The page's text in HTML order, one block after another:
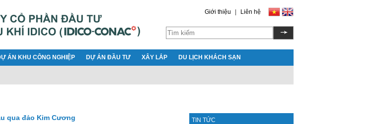
Giới thiệu Liên hệ
ÁN KHU CÔNG NGHIỆP DỰ ÁN ĐẦU TƯ XÂY LẮP DU LỊCH KHÁCH SẠN
qua đảo Kim Cương TIN TỨC